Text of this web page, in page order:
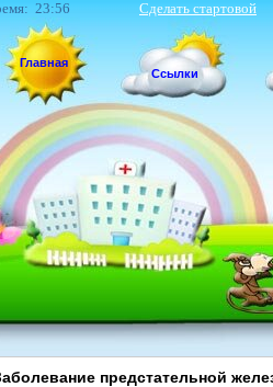
23:56 Сделать стартовой
Главная
Ссылки
предстательной